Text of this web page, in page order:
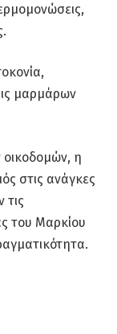
μαρμάρων
οικοδομών, η
στις ανάγκες
τις
του Μαρκίου